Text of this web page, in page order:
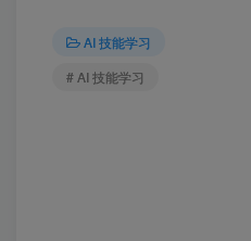
AI 技能学习
# AI 技能学习